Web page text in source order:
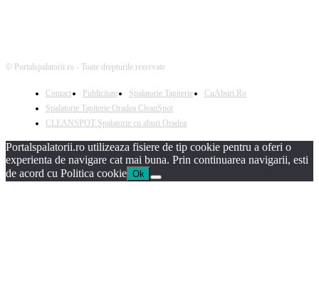
© Portalspalatorii.ro - Toate drepturile rezervate
Contact Publicitate Spalatorie Tapiterie
CuAburi.Ro
Spalatorie Tapiterie Oradea CleanSpot
CLEANSPOT Spalatorie cu aburi Oradea
Portalspalatorii.ro utilizeaza fisiere de tip cookie pentru a oferi o
experienta de navigare cat mai buna. Prin continuarea navigarii, esti
de acord cu Politica cookie Ok